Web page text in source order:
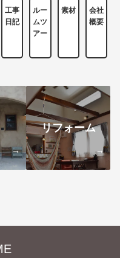
工事
日記
ルー
ムツ
アー
素材
会社
概要
→
リフォーム
→